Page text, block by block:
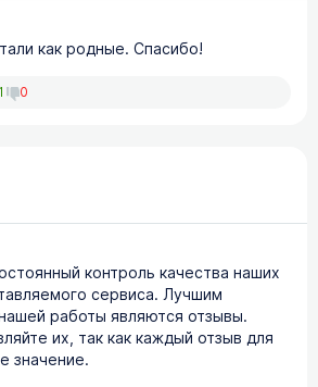
как родные. Спасибо!
1 0
контроль качества наших
сервиса. Лучшим
работы являются отзывы.
их, так как каждый отзыв для
значение.